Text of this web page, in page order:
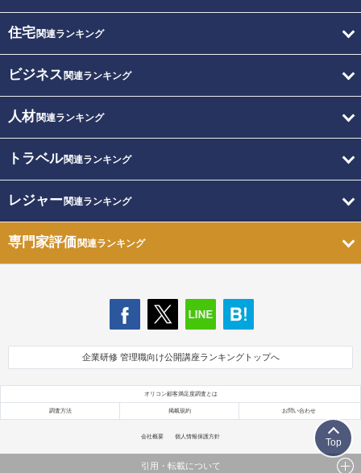
住宅関連ランキング
ビジネス 関連ランキング
人材関連ランキング
トラベル関連ランキング
レジャー関連ランキング
専門家評価関連ランキング
企業研修 管理職向け公開講座ランキングトップへ
オリコン顧客満足度調査とは
調査方法 掲載規約 お問い合わせ
会社概要 個人情報保護方針
引用・転載について
Top